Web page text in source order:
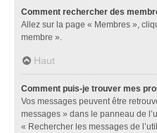
Comment rechercher des
Allez sur la page « Membres »,
membre ».
Haut
Comment puis-je trouver mes
Vos messages peuvent être
messages » dans le panneau de
« Rechercher les messages de